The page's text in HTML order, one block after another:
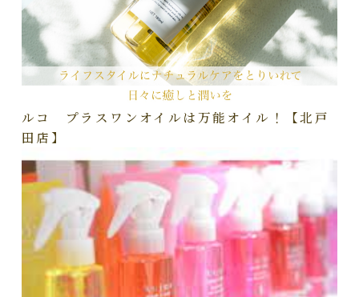
ルコ プラスワンオイルは万能オイル！【北戸
田店】